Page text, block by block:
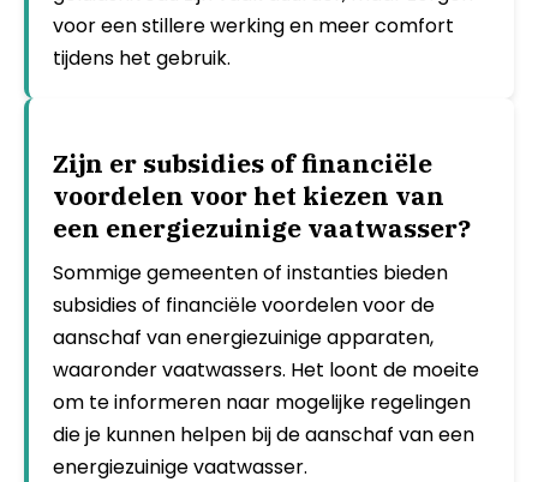
voor een stillere werking en meer comfort
tijdens het gebruik.
Zijn er subsidies of financiële
voordelen voor het kiezen van
een energiezuinige vaatwasser?
Sommige gemeenten of instanties bieden
subsidies of financiële voordelen voor de
aanschaf van energiezuinige apparaten,
waaronder vaatwassers. Het loont de moeite
om te informeren naar mogelijke regelingen
die je kunnen helpen bij de aanschaf van een
energiezuinige vaatwasser.